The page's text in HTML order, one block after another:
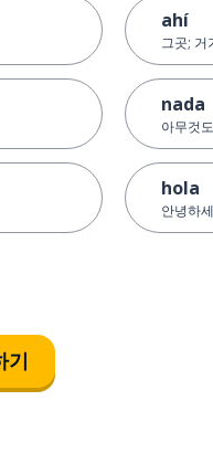
ahí
그곳; 거
nada
아무것
hola
안녕하
기